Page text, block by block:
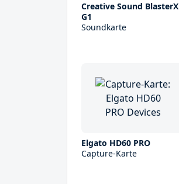
Creative Sound BlasterX
G1
Soundkarte
Elgato HD60 PRO
Capture-Karte